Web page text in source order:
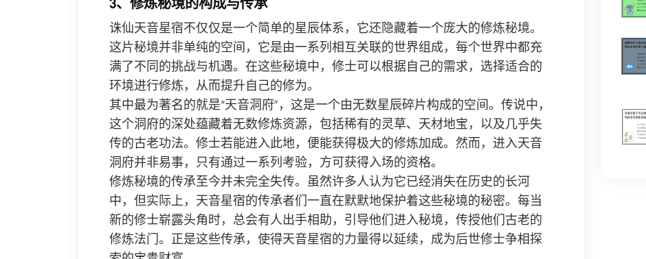
3、修炼秘境的构成与传承
诛仙天音星宿不仅仅是一个简单的星辰体系，它还隐藏着一个庞大的修炼秘境。
这片秘境并非单纯的空间，它是由一系列相互关联的世界组成，每个世界中都充
满了不同的挑战与机遇。在这些秘境中，修士可以根据自己的需求，选择适合的
环境进行修炼，从而提升自己的修为。
其中最为著名的就是“天音洞府”，这是一个由无数星辰碎片构成的空间。传说中，
这个洞府的深处蕴藏着无数修炼资源，包括稀有的灵草、天材地宝，以及几乎失
传的古老功法。修士若能进入此地，便能获得极大的修炼加成。然而，进入天音
洞府并非易事，只有通过一系列考验，方可获得入场的资格。
修炼秘境的传承至今并未完全失传。虽然许多人认为它已经消失在历史的长河
中，但实际上，天音星宿的传承者们一直在默默地保护着这些秘境的秘密。每当
新的修士崭露头角时，总会有人出手相助，引导他们进入秘境，传授他们古老的
修炼法门。正是这些传承，使得天音星宿的力量得以延续，成为后世修士争相探